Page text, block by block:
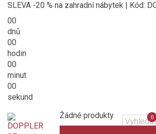
SLEVA -20 % na zahradní nábytek | Kód:
00
dnů
00
hodin
00
minut
00
sekund
Košík
(prázdný)
Žádné produkty 0